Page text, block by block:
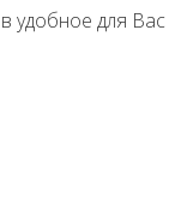
удобное для Вас